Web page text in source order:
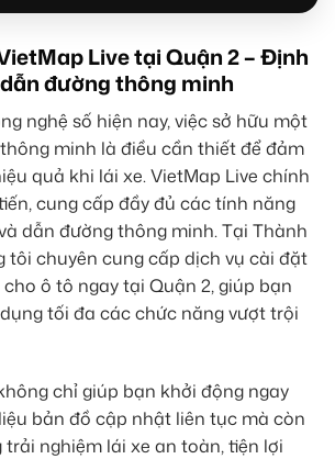
Live tại Quận 2 – Định
đường thông minh
nghệ số hiện nay, việc sở hữu một
minh là điều cần thiết để đảm
quả khi lái xe. VietMap Live chính
cung cấp đầy đủ các tính năng
dẫn đường thông minh. Tại Thành
tôi chuyên cung cấp dịch vụ cài đặt
cho ô tô ngay tại Quận 2, giúp bạn
tối đa các chức năng vượt trội
chỉ giúp bạn khởi động ngay
bản đồ cập nhật liên tục mà còn
nghiệm lái xe an toàn, tiện lợi